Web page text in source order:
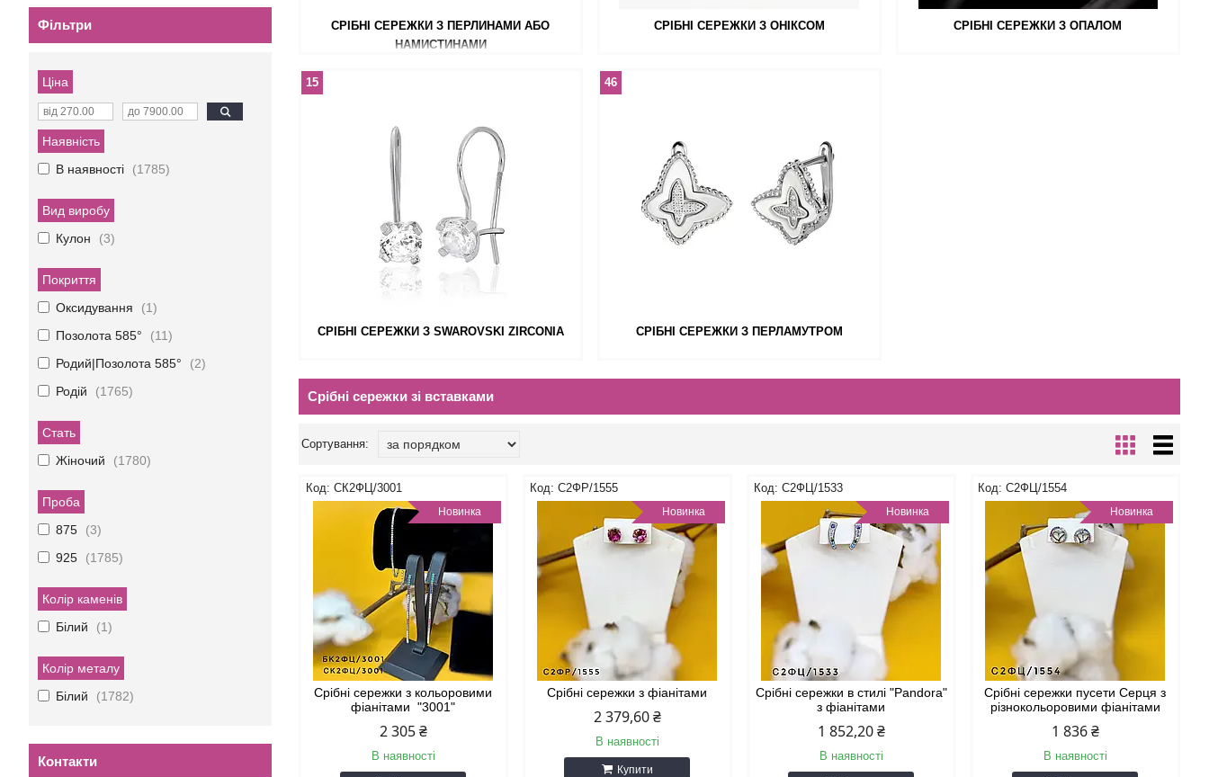
СРІБНІ СЕРЕЖКИ З ПЕРЛИНАМИ АБО
НАМИСТИНАМИ
СРІБНІ СЕРЕЖКИ З ОНІКСОМ СРІБНІ СЕРЕЖКИ З ОПАЛОМ
СРІБНІ СЕРЕЖКИ З SWAROVSKI ZIRCONIA
15
СРІБНІ СЕРЕЖКИ З ПЕРЛАМУТРОМ
46
Срібні сережки зі вставками
СК2ФЦ/3001
Новинка
Срібні сережки з кольоровими
фіанітами "3001"
2 305 ₴
В наявності
С2ФР/1555
Новинка
Срібні сережки з фіанітами
2 379,60 ₴
В наявності
Купити
С2ФЦ/1533
Новинка
Срібні сережки в стилі "Pandora"
з фіанітами
1 852,20 ₴
В наявності
С2ФЦ/1554
Новинка
Срібні сережки пусети Серця з
різнокольоровими фіанітами
1 836 ₴
В наявності
Фільтри
Ціна
Наявність
В наявності
1785
Вид виробу
Кулон
3
Покриття
Оксидування
1
Позолота 585°
11
Родий|Позолота 585°
2
Родій
1765
Стать
Жіночий
1780
Проба
875
3
925
1785
Колір каменів
Білий
1
Колір металу
Білий
1782
Контакти